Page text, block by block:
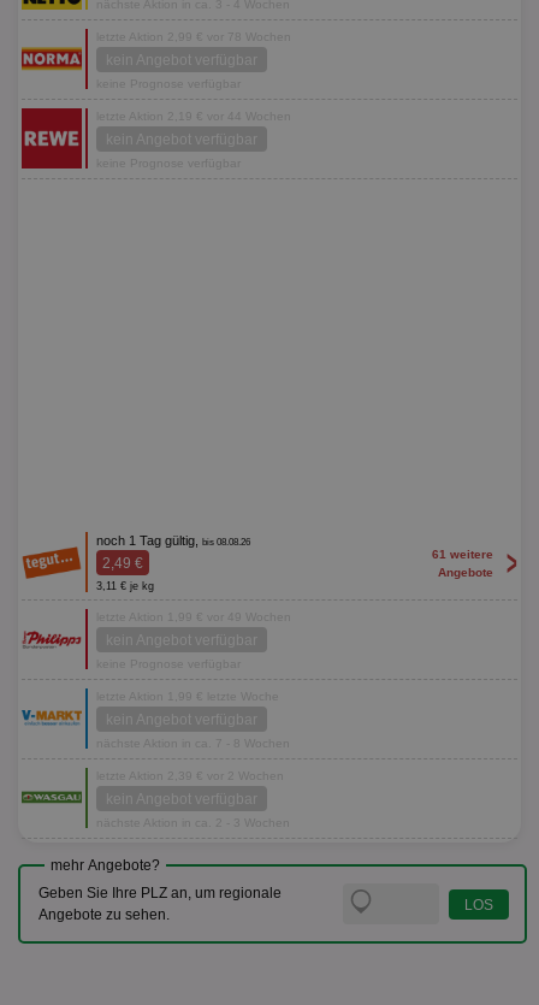
nächste Aktion in ca. 3 - 4 Wochen
letzte Aktion 2,99 € vor 78 Wochen
kein Angebot verfügbar
keine Prognose verfügbar
letzte Aktion 2,19 € vor 44 Wochen
kein Angebot verfügbar
keine Prognose verfügbar
noch 1 Tag gültig, bis 08.08.26
2,49 €
3,11 € je kg
61 weitere
Angebote
>
letzte Aktion 1,99 € vor 49 Wochen
kein Angebot verfügbar
keine Prognose verfügbar
letzte Aktion 1,99 € letzte Woche
kein Angebot verfügbar
nächste Aktion in ca. 7 - 8 Wochen
letzte Aktion 2,39 € vor 2 Wochen
kein Angebot verfügbar
nächste Aktion in ca. 2 - 3 Wochen
mehr Angebote?
Geben Sie Ihre PLZ an, um regionale
Angebote zu sehen.